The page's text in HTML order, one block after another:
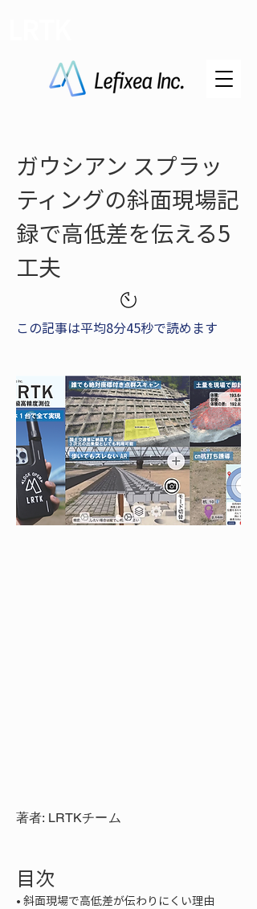
ガウシアン スプラッ
ティングの斜面現場記
録で高低差を伝える5
工夫
この記事は平均8分45秒で読めます
著者: LRTKチーム
目次
•